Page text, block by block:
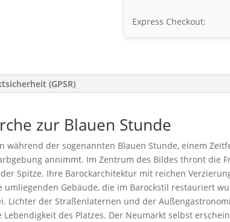
Express Checkout:
(GPSR)
zur Blauen Stunde
während der sogenannten Blauen Stunde, einem
annimmt. Im Zentrum des Bildes thront die
Spitze. Ihre Barockarchitektur mit reichen
umliegenden Gebäude, die im Barockstil restauriert
Lichter der Straßenlaternen und der
des Platzes. Der Neumarkt selbst